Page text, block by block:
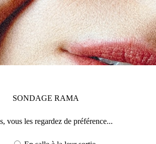
SONDAGE RAMA
vous les regardez de préférence...